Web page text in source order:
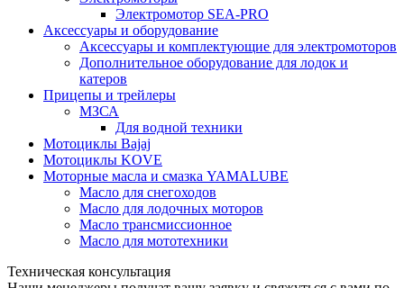
Электромотор SEA-PRO
Аксессуары и оборудование
Аксессуары и комплектующие для электромоторов
Дополнительное оборудование для лодок и
катеров
Прицепы и трейлеры
МЗСА
Для водной техники
Мотоциклы Bajaj
Мотоциклы KOVE
Моторные масла и смазка YAMALUBE
Масло для снегоходов
Масло для лодочных моторов
Масло трансмиссионное
Масло для мототехники
Техническая консультация